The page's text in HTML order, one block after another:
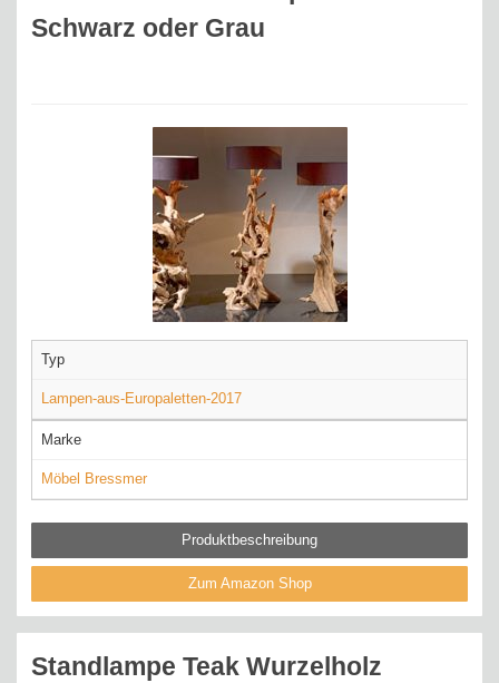
Schwarz oder Grau
Typ
Lampen-aus-Europaletten-2017
Marke
Möbel Bressmer
Produktbeschreibung
Zum Amazon Shop
Standlampe Teak Wurzelholz